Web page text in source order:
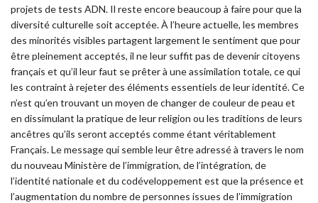
projets de tests ADN. Il reste encore beaucoup à faire pour que la
diversité culturelle soit acceptée. À l’heure actuelle, les membres
des minorités visibles partagent largement le sentiment que pour
être pleinement acceptés, il ne leur suffit pas de devenir citoyens
français et qu’il leur faut se prêter à une assimilation totale, ce qui
les contraint à rejeter des éléments essentiels de leur identité. Ce
n’est qu’en trouvant un moyen de changer de couleur de peau et
en dissimulant la pratique de leur religion ou les traditions de leurs
ancêtres qu’ils seront acceptés comme étant véritablement
Français. Le message qui semble leur être adressé à travers le nom
du nouveau Ministère de l’immigration, de l’intégration, de
l’identité nationale et du codéveloppement est que la présence et
l’augmentation du nombre de personnes issues de l’immigration